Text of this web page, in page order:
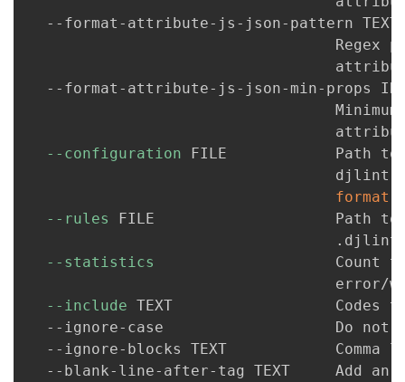
  --format-attribute-js-json-pattern TEXT
Regex
--format-attribute-js-json-min-props
--configuration FILE            Path to
format
--rules
FILE                    Path to
--statistics
Count
error/
--include TEXT                  Codes
--ignore-case                   Do not
--ignore-blocks TEXT            Comma
--blank-line-after-tag TEXT     Add an